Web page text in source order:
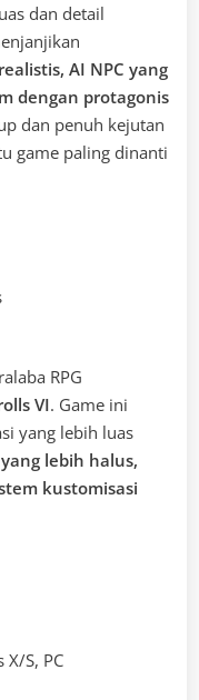
dan detail
AI NPC yang
dengan protagonis
dan penuh kejutan
game paling dinanti
RPG
VI. Game ini
yang lebih luas
lebih halus,
kustomisasi
X/S, PC